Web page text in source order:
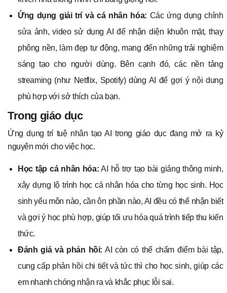
Ứng dụng giải trí và cá nhân hóa: Các ứng dụng chỉnh
sửa ảnh, video sử dụng AI để nhận diện khuôn mặt, thay
phông nền, làm đẹp tự động, mang đến những trải nghiệm
sáng tạo cho người dùng. Bên cạnh đó, các nền tảng
streaming (như Netflix, Spotify) dùng AI để gợi ý nội dung
phù hợp với sở thích của bạn.
Trong giáo dục
Ứng dụng trí tuệ nhân tạo AI trong giáo dục đang mở ra kỷ
nguyên mới cho việc học.
Học tập cá nhân hóa: AI hỗ trợ tạo bài giảng thông minh,
xây dựng lộ trình học cá nhân hóa cho từng học sinh. Học
sinh yếu môn nào, cần ôn phần nào, AI đều có thể nhận biết
và gợi ý học phù hợp, giúp tối ưu hóa quá trình tiếp thu kiến
thức.
Đánh giá và phản hồi: AI còn có thể chấm điểm bài tập,
cung cấp phản hồi chi tiết và tức thì cho học sinh, giúp các
em nhanh chóng nhận ra và khắc phục lỗi sai.